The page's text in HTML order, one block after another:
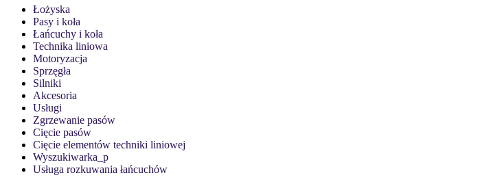
Łożyska
Pasy i koła
Łańcuchy i koła
Technika liniowa
Motoryzacja
Sprzęgła
Silniki
Akcesoria
Usługi
Zgrzewanie pasów
Cięcie pasów
Cięcie elementów techniki liniowej
Wyszukiwarka_p
Usługa rozkuwania łańcuchów